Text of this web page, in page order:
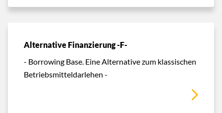
Alternative Finanzierung -F-
- Borrowing Base. Eine Alternative zum klassischen
Betriebsmitteldarlehen -